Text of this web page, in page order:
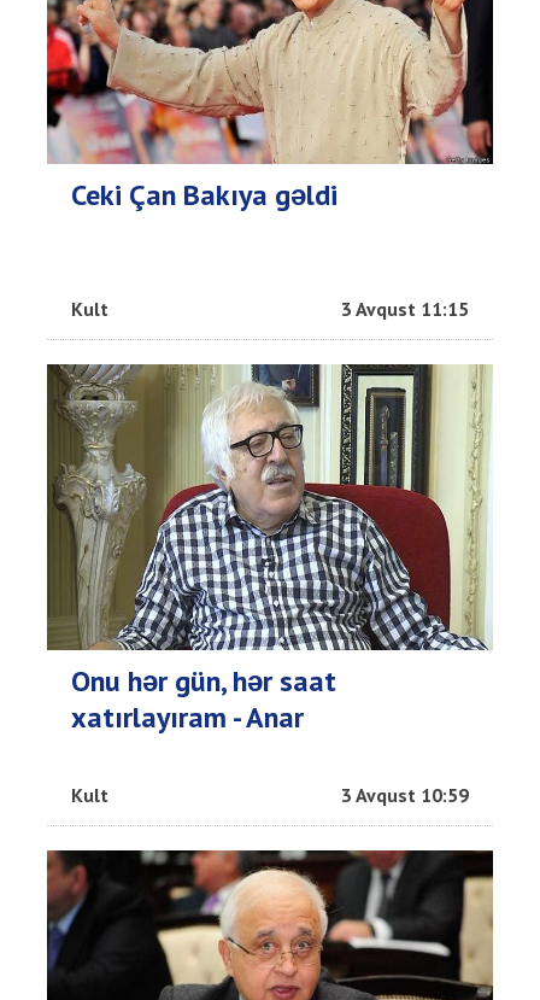
Ceki Çan Bakıya gəldi
Kult 3 Avqust 11:15
Onu hər gün, hər saat
xatırlayıram - Anar
Kult 3 Avqust 10:59